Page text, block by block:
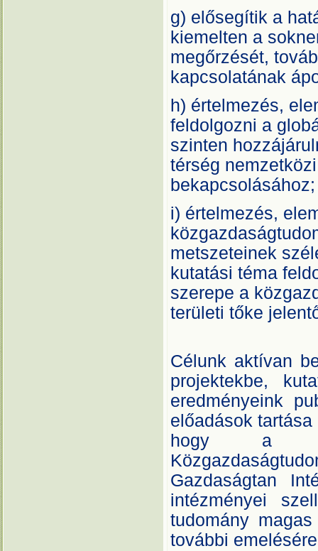
g) elősegítik a
kiemelten a
megőrzését,
kapcsolatának
h) értelmezés,
feldolgozni a
szinten
térség
bekapcsolásához;
i) értelmezés,
metszeteinek
kutatási téma
szerepe a
területi tőke
Célunk aktívan
projektekbe,
eredményeink
előadások
hogy a
Gazdaságtan
intézményei
tudomány
további